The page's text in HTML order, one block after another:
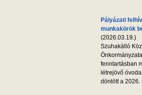
Pályázati
munkakörök
(2026.03.19.)
Szuhakálló
fenntartásban
létrejövő
döntött a